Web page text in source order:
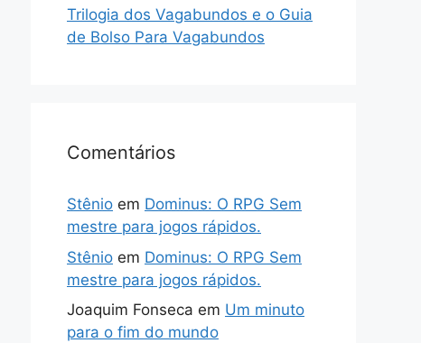
Trilogia dos Vagabundos e o Guia
de Bolso Para Vagabundos
Comentários
Stênio em Dominus: O RPG Sem
mestre para jogos rápidos.
Stênio em Dominus: O RPG Sem
mestre para jogos rápidos.
Joaquim Fonseca em Um minuto
para o fim do mundo